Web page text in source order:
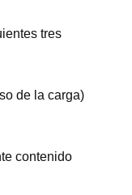
tres
de la carga)
contenido